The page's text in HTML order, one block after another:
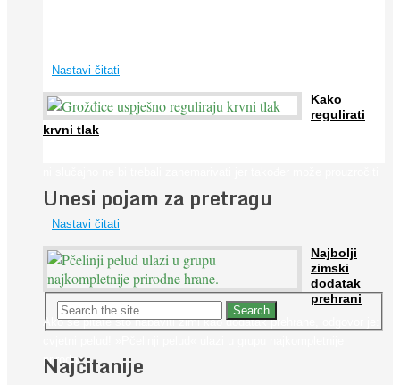
Nastavi čitati
Kako
regulirati
krvni tlak
...
Nastavi čitati
Najbolji
zimski
dodatak
prehrani
Ako se pitate što nabaviti zimi kao dodatak prehrane, odgovor je:
prirodne ...
Unesi pojam za pretragu
Najčitanije